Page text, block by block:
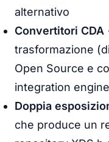
alternativo
Convertitori CDA
trasformazione
Open Source e
integration engine
Doppia
che produce un